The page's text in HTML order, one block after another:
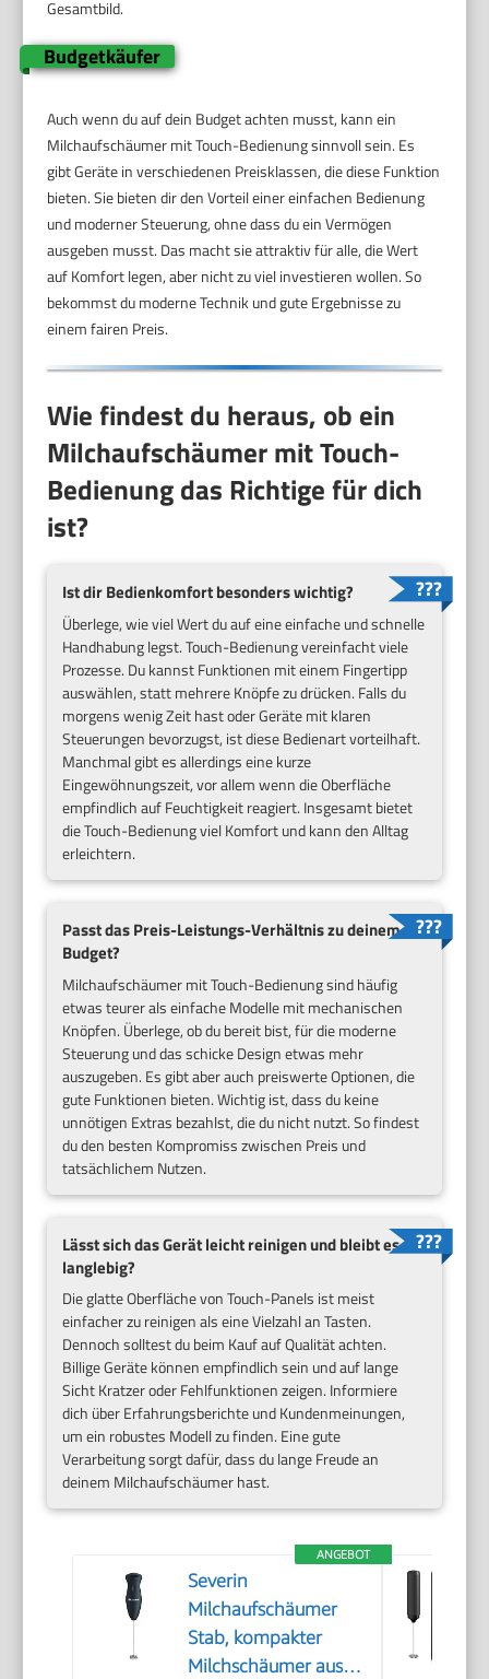
Gesamtbild.
Budgetkäufer
Auch wenn du auf dein Budget achten musst, kann ein
Milchaufschäumer mit Touch-Bedienung sinnvoll sein. Es
gibt Geräte in verschiedenen Preisklassen, die diese Funktion
bieten. Sie bieten dir den Vorteil einer einfachen Bedienung
und moderner Steuerung, ohne dass du ein Vermögen
ausgeben musst. Das macht sie attraktiv für alle, die Wert
auf Komfort legen, aber nicht zu viel investieren wollen. So
bekommst du moderne Technik und gute Ergebnisse zu
einem fairen Preis.
Wie findest du heraus, ob ein
Milchaufschäumer mit Touch-
Bedienung das Richtige für dich
ist?
Ist dir Bedienkomfort besonders wichtig?
Überlege, wie viel Wert du auf eine einfache und schnelle
Handhabung legst. Touch-Bedienung vereinfacht viele
Prozesse. Du kannst Funktionen mit einem Fingertipp
auswählen, statt mehrere Knöpfe zu drücken. Falls du
morgens wenig Zeit hast oder Geräte mit klaren
Steuerungen bevorzugst, ist diese Bedienart vorteilhaft.
Manchmal gibt es allerdings eine kurze
Eingewöhnungszeit, vor allem wenn die Oberfläche
empfindlich auf Feuchtigkeit reagiert. Insgesamt bietet
die Touch-Bedienung viel Komfort und kann den Alltag
erleichtern.
Passt das Preis-Leistungs-Verhältnis zu deinem
Budget?
Milchaufschäumer mit Touch-Bedienung sind häufig
etwas teurer als einfache Modelle mit mechanischen
Knöpfen. Überlege, ob du bereit bist, für die moderne
Steuerung und das schicke Design etwas mehr
auszugeben. Es gibt aber auch preiswerte Optionen, die
gute Funktionen bieten. Wichtig ist, dass du keine
unnötigen Extras bezahlst, die du nicht nutzt. So findest
du den besten Kompromiss zwischen Preis und
tatsächlichem Nutzen.
Lässt sich das Gerät leicht reinigen und bleibt es
langlebig?
Die glatte Oberfläche von Touch-Panels ist meist
einfacher zu reinigen als eine Vielzahl an Tasten.
Dennoch solltest du beim Kauf auf Qualität achten.
Billige Geräte können empfindlich sein und auf lange
Sicht Kratzer oder Fehlfunktionen zeigen. Informiere
dich über Erfahrungsberichte und Kundenmeinungen,
um ein robustes Modell zu finden. Eine gute
Verarbeitung sorgt dafür, dass du lange Freude an
deinem Milchaufschäumer hast.
ANGEBOT
Severin
Milchaufschäumer
Stab, kompakter
Milchschäumer aus